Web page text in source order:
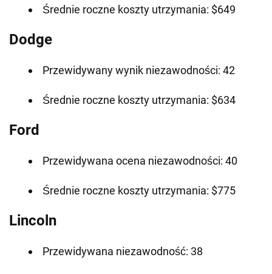
Średnie roczne koszty utrzymania: $649
Dodge
Przewidywany wynik niezawodności: 42
Średnie roczne koszty utrzymania: $634
Ford
Przewidywana ocena niezawodności: 40
Średnie roczne koszty utrzymania: $775
Lincoln
Przewidywana niezawodność: 38